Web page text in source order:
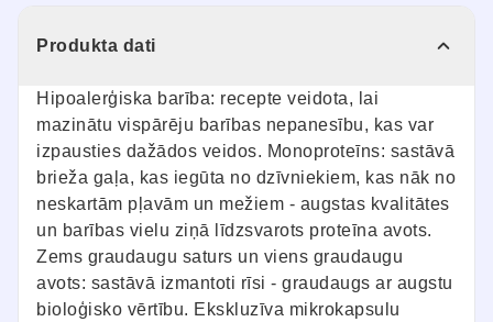
Produkta dati
Hipoalerģiska barība: recepte veidota, lai
mazinātu vispārēju barības nepanesību, kas var
izpausties dažādos veidos. Monoproteīns: sastāvā
brieža gaļa, kas iegūta no dzīvniekiem, kas nāk no
neskartām pļavām un mežiem - augstas kvalitātes
un barības vielu ziņā līdzsvarots proteīna avots.
Zems graudaugu saturs un viens graudaugu
avots: sastāvā izmantoti rīsi - graudaugs ar augstu
bioloģisko vērtību. Ekskluzīva mikrokapsulu